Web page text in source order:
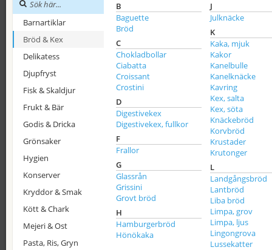
Barnartiklar
Bröd & Kex
Delikatess
Djupfryst
Fisk & Skaldjur
Frukt & Bär
Godis & Dricka
Grönsaker
Hygien
Konserver
Kryddor & Smak
Kött & Chark
Mejeri & Ost
Pasta, Ris, Gryn
B
Baguette
Bröd
C
Chokladbollar
Ciabatta
Croissant
Crostini
D
Digestivekex
Digestivekex, fullkor
F
Frallor
G
Glassrån
Grissini
Grovt bröd
H
Hamburgerbröd
Hönökaka
J
Julknäcke
K
Kaka, mjuk
Kakor
Kanelbulle
Kanelknäcke
Kavring
Kex, salta
Kex, söta
Knäckebröd
Korvbröd
Krustader
Krutonger
L
Landgångsbröd
Lantbröd
Liba bröd
Limpa, grov
Limpa, ljus
Lingongrova
Lussekatter